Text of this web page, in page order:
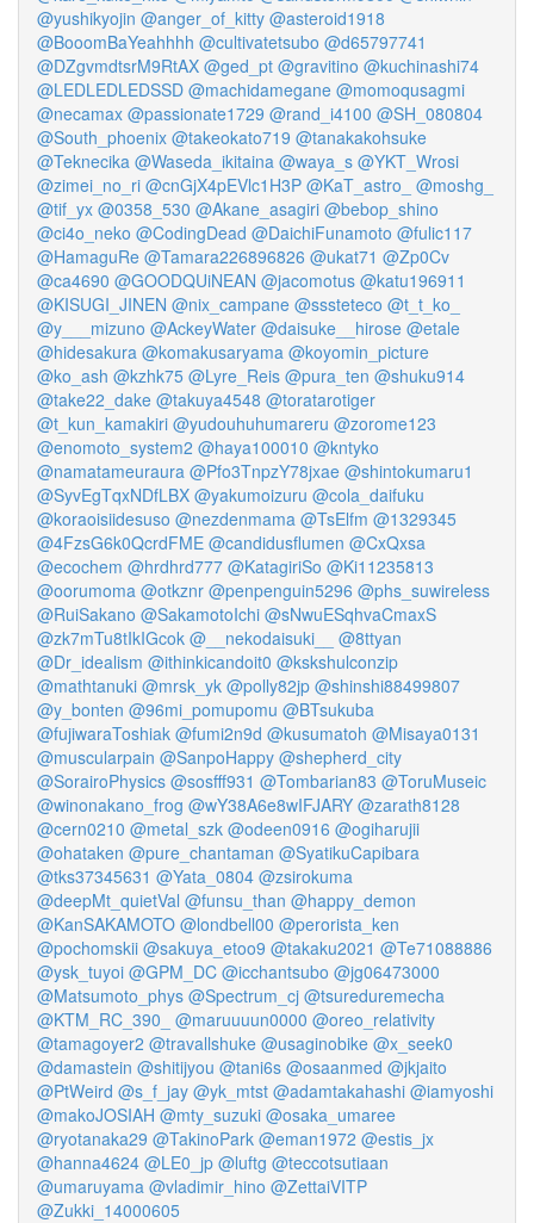
@yushikyojin @anger_of_kitty @asteroid1918
@BooomBaYeahhhh @cultivatetsubo @d65797741
@DZgvmdtsrM9RtAX @ged_pt @gravitino @kuchinashi74
@LEDLEDLEDSSD @machidamegane @momoqusagmi
@necamax @passionate1729 @rand_i4100 @SH_080804
@South_phoenix @takeokato719 @tanakakohsuke
@Teknecika @Waseda_ikitaina @waya_s @YKT_Wrosi
@zimei_no_ri @cnGjX4pEVlc1H3P @KaT_astro_
@moshg_
@tif_yx @0358_530 @Akane_asagiri @bebop_shino
@ci4o_neko @CodingDead @DaichiFunamoto @fulic117
@HamaguRe @Tamara226896826 @ukat71 @Zp0Cv
@ca4690 @GOODQUiNEAN @jacomotus @katu196911
@KISUGI_JINEN @nix_campane @sssteteco @t_t_ko_
@y___mizuno @AckeyWater @daisuke__hirose @etale
@hidesakura @komakusaryama @koyomin_picture
@ko_ash @kzhk75 @Lyre_Reis @pura_ten @shuku914
@take22_dake @takuya4548 @toratarotiger
@t_kun_kamakiri @yudouhuhumareru @zorome123
@enomoto_system2 @haya100010 @kntyko
@namatameuraura @Pfo3TnpzY78jxae @shintokumaru1
@SyvEgTqxNDfLBX @yakumoizuru @cola_daifuku
@koraoisiidesuso @nezdenmama @TsElfm @1329345
@4FzsG6k0QcrdFME @candidusflumen @CxQxsa
@ecochem @hrdhrd777 @KatagiriSo @Ki11235813
@oorumoma @otkznr @penpenguin5296 @phs_suwireless
@RuiSakano @SakamotoIchi @sNwuESqhvaCmaxS
@zk7mTu8tIkIGcok @__nekodaisuki__
@8ttyan
@Dr_idealism @ithinkicandoit0 @kskshulconzip
@mathtanuki @mrsk_yk @polly82jp @shinshi88499807
@y_bonten @96mi_pomupomu @BTsukuba
@fujiwaraToshiak @fumi2n9d @kusumatoh @Misaya0131
@muscularpain @SanpoHappy @shepherd_city
@SorairoPhysics @sosfff931 @Tombarian83 @ToruMuseic
@winonakano_frog @wY38A6e8wIFJARY @zarath8128
@cern0210 @metal_szk @odeen0916 @ogiharujii
@ohataken @pure_chantaman @SyatikuCapibara
@tks37345631 @Yata_0804 @zsirokuma
@deepMt_quietVal @funsu_than @happy_demon
@KanSAKAMOTO @londbell00 @perorista_ken
@pochomskii @sakuya_etoo9 @takaku2021 @Te71088886
@ysk_tuyoi @GPM_DC @icchantsubo @jg06473000
@Matsumoto_phys @Spectrum_cj @tsureduremecha
@KTM_RC_390_
@maruuuun0000 @oreo_relativity
@tamagoyer2 @travallshuke @usaginobike @x_seek0
@damastein @shitijyou @tani6s @osaanmed @jkjaito
@PtWeird @s_f_jay @yk_mtst @adamtakahashi @iamyoshi
@makoJOSIAH @mty_suzuki @osaka_umaree
@ryotanaka29 @TakinoPark @eman1972 @estis_jx
@hanna4624 @LE0_jp @luftg @teccotsutiaan
@umaruyama @vladimir_hino @ZettaiVITP
@Zukki_14000605